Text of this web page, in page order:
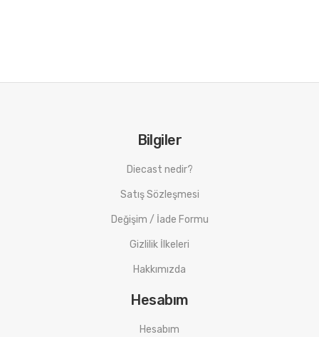
Bilgiler
Diecast nedir?
Satış Sözleşmesi
Değişim / İade Formu
Gizlilik İlkeleri
Hakkımızda
Hesabım
Hesabım